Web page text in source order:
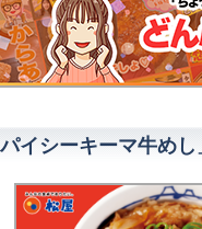
イシーキーマ牛めし